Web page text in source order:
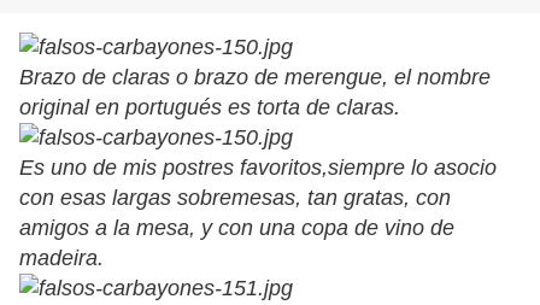
Brazo de claras o brazo de merengue, el nombre
original en portugués es torta de claras.
Es uno de mis postres favoritos,siempre lo asocio
con esas largas sobremesas, tan gratas, con
amigos a la mesa, y con una copa de vino de
madeira.